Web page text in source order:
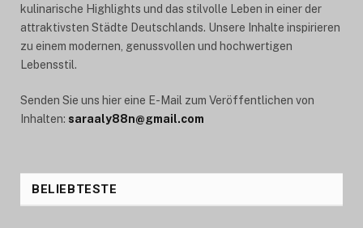
kulinarische Highlights und das stilvolle Leben in einer der
attraktivsten Städte Deutschlands. Unsere Inhalte inspirieren
zu einem modernen, genussvollen und hochwertigen
Lebensstil.
Senden Sie uns hier eine E-Mail zum Veröffentlichen von
Inhalten: saraaly88n@gmail.com
BELIEBTESTE